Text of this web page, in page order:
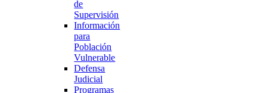
de
Supervisión
Información
para
Población
Vulnerable
Defensa
Judicial
Programas